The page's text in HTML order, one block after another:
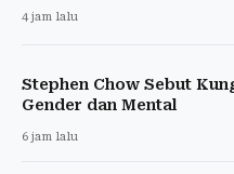
4 jam lalu
Stephen Chow Sebut
Gender dan Mental
6 jam lalu